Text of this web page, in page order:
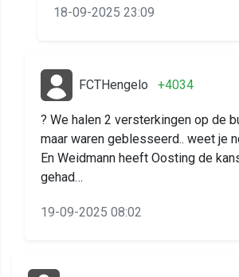
18-09-2025 23:09
FCTHengelo +4034
? We halen 2 versterkingen op de
maar waren geblesseerd.. weet je
En Weidmann heeft Oosting de
gehad…
19-09-2025 08:02